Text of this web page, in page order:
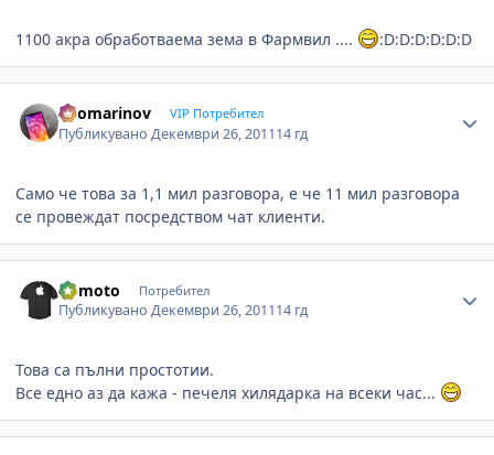
1100 акра обработваема зема в Фармвил .... :D:D:D:D:D:D
apomarinov VIP Потребител
ПубликуваноДекември 26, 201114 гд
Само че това за 1,1 мил разговора, е че 11 мил разговора
се провеждат посредством чат клиенти.
uomoto Потребител
ПубликуваноДекември 26, 201114 гд
Това са пълни простотии.
Все едно аз да кажа - печеля хилядарка на всеки час...